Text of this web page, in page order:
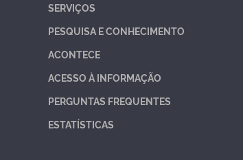
SERVIÇOS
PESQUISA E CONHECIMENTO
ACONTECE
ACESSO À INFORMAÇÃO
PERGUNTAS FREQUENTES
ESTATÍSTICAS